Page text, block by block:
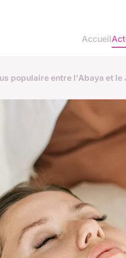
Accueil
populaire entre l'Abaya et le